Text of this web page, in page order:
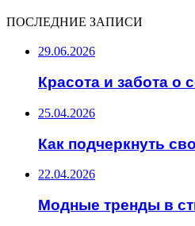
ПОСЛЕДНИЕ ЗАПИСИ
29.06.2026
Красота и забота о
25.04.2026
Как подчеркнуть
22.04.2026
Модные тренды в